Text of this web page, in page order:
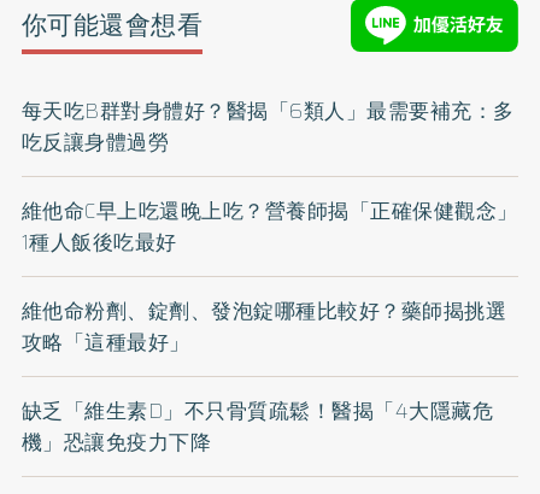
你可能還會想看
每天吃B群對身體好？醫揭「6類人」最需要補充：多
吃反讓身體過勞
維他命C早上吃還晚上吃？營養師揭「正確保健觀念」
1種人飯後吃最好
維他命粉劑、錠劑、發泡錠哪種比較好？藥師揭挑選
攻略「這種最好」
缺乏「維生素D」不只骨質疏鬆！醫揭「4大隱藏危
機」恐讓免疫力下降